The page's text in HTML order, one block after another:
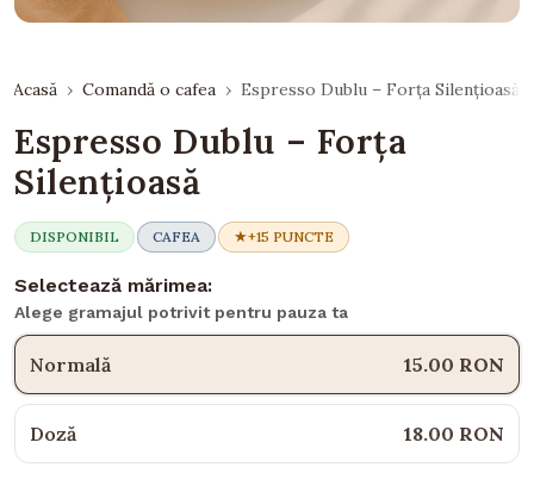
Acasă Comandă o cafea Espresso Dublu – Forța Silențioasă
Espresso Dublu – Forța
Silențioasă
DISPONIBIL CAFEA +15 PUNCTE
Selectează mărimea:
Alege gramajul potrivit pentru pauza ta
Normală 15.00 RON
Doză 18.00 RON